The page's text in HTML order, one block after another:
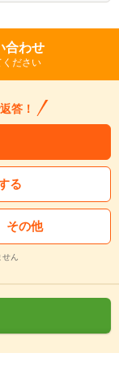
合わせ
ください
答！
る
その他
ん